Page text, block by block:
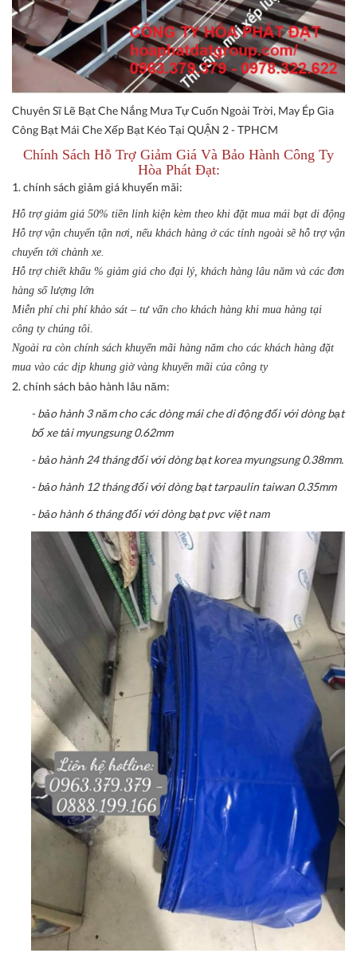
Chuyên Sĩ Lẽ Bạt Che Nắng Mưa Tự Cuốn Ngoài Trời, May Ép Gia
Công Bạt Mái Che Xếp Bạt Kéo Tại QUẬN 2 - TPHCM
Chính Sách Hỗ Trợ Giảm Giá Và Bảo Hành Công Ty
Hòa Phát Đạt:
1. chính sách giảm giá khuyến mãi:
Hỗ trợ giảm giá 50% tiền linh kiện kèm theo khi đặt mua mái bạt di động
Hỗ trợ vận chuyển tận nơi, nếu khách hàng ở các tỉnh ngoài sẽ hỗ trợ vận
chuyển tới chành xe.
Hỗ trợ chiết khấu % giảm giá cho đại lý, khách hàng lâu năm và các đơn
hàng số lượng lớn
Miễn phí chi phí khảo sát – tư vấn cho khách hàng khi mua hàng tại
công ty chúng tôi.
Ngoài ra còn chính sách khuyến mãi hàng năm cho các khách hàng đặt
mua vào các dịp khung giờ vàng khuyến mãi của công ty
2. chính sách bảo hành lâu năm:
- bảo hành 3 năm cho các dòng mái che di động đối với dòng bạt
bố xe tải myungsung 0.62mm
- bảo hành 24 tháng đối với dòng bạt korea myungsung 0.38mm.
- bảo hành 12 tháng đối với dòng bạt tarpaulin taiwan 0.35mm
- bảo hành 6 tháng đối với dòng bạt pvc việt nam